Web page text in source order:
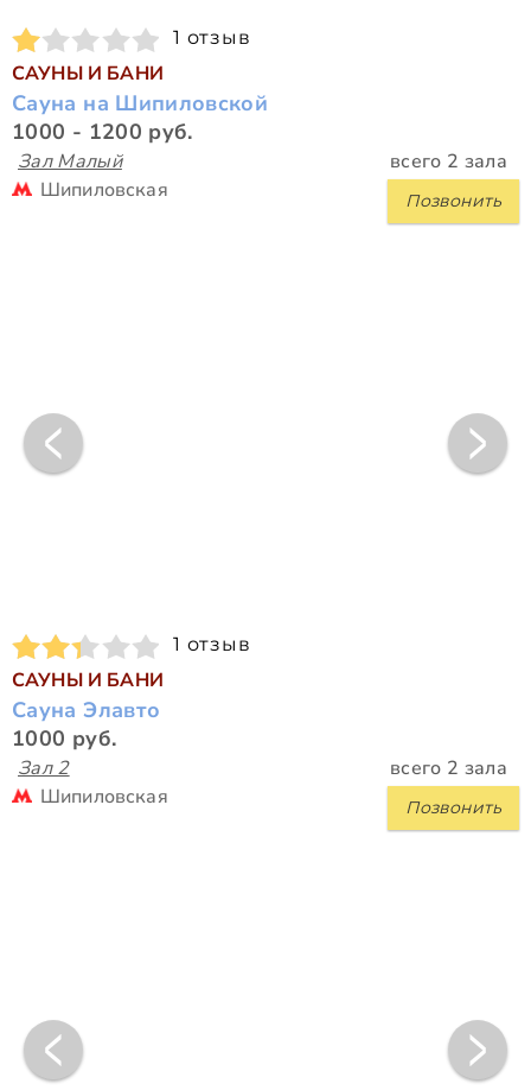
1 отзыв
САУНЫ И БАНИ
Сауна на Шипиловской
1000 - 1200 руб.
Зал Малый всего 2 зала
Позвонить
Шипиловская
1 отзыв
САУНЫ И БАНИ
Сауна Элавто
1000 руб.
Зал 2 всего 2 зала
Позвонить
Шипиловская